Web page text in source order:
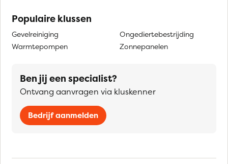
Populaire klussen
Gevelreiniging
Warmtepompen
Ongediertebestrijding
Zonnepanelen
Ben jij een specialist?
Ontvang aanvragen via kluskenner
Bedrijf aanmelden